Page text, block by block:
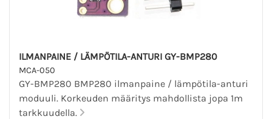
ILMANPAINE / LÄMPÖTILA-ANTURI GY-BMP280
MCA-050
GY-BMP280 BMP280 ilmanpaine / lämpötila-anturi
moduuli. Korkeuden määritys mahdollista jopa 1m
tarkkuudella.